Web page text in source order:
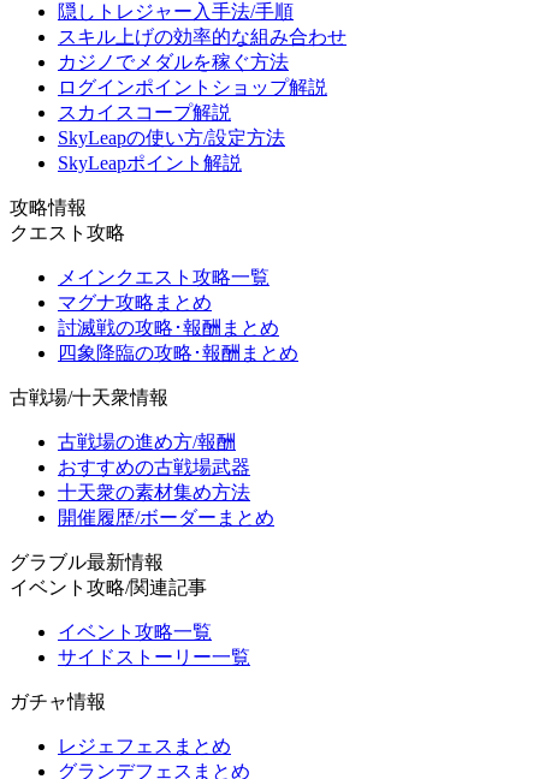
隠しトレジャー入手法/手順
スキル上げの効率的な組み合わせ
カジノでメダルを稼ぐ方法
ログインポイントショップ解説
スカイスコープ解説
SkyLeapの使い方/設定方法
SkyLeapポイント解説
攻略情報
クエスト攻略
メインクエスト攻略一覧
マグナ攻略まとめ
討滅戦の攻略･報酬まとめ
四象降臨の攻略･報酬まとめ
古戦場/十天衆情報
古戦場の進め方/報酬
おすすめの古戦場武器
十天衆の素材集め方法
開催履歴/ボーダーまとめ
グラブル最新情報
イベント攻略/関連記事
イベント攻略一覧
サイドストーリー一覧
ガチャ情報
レジェフェスまとめ
グランデフェスまとめ